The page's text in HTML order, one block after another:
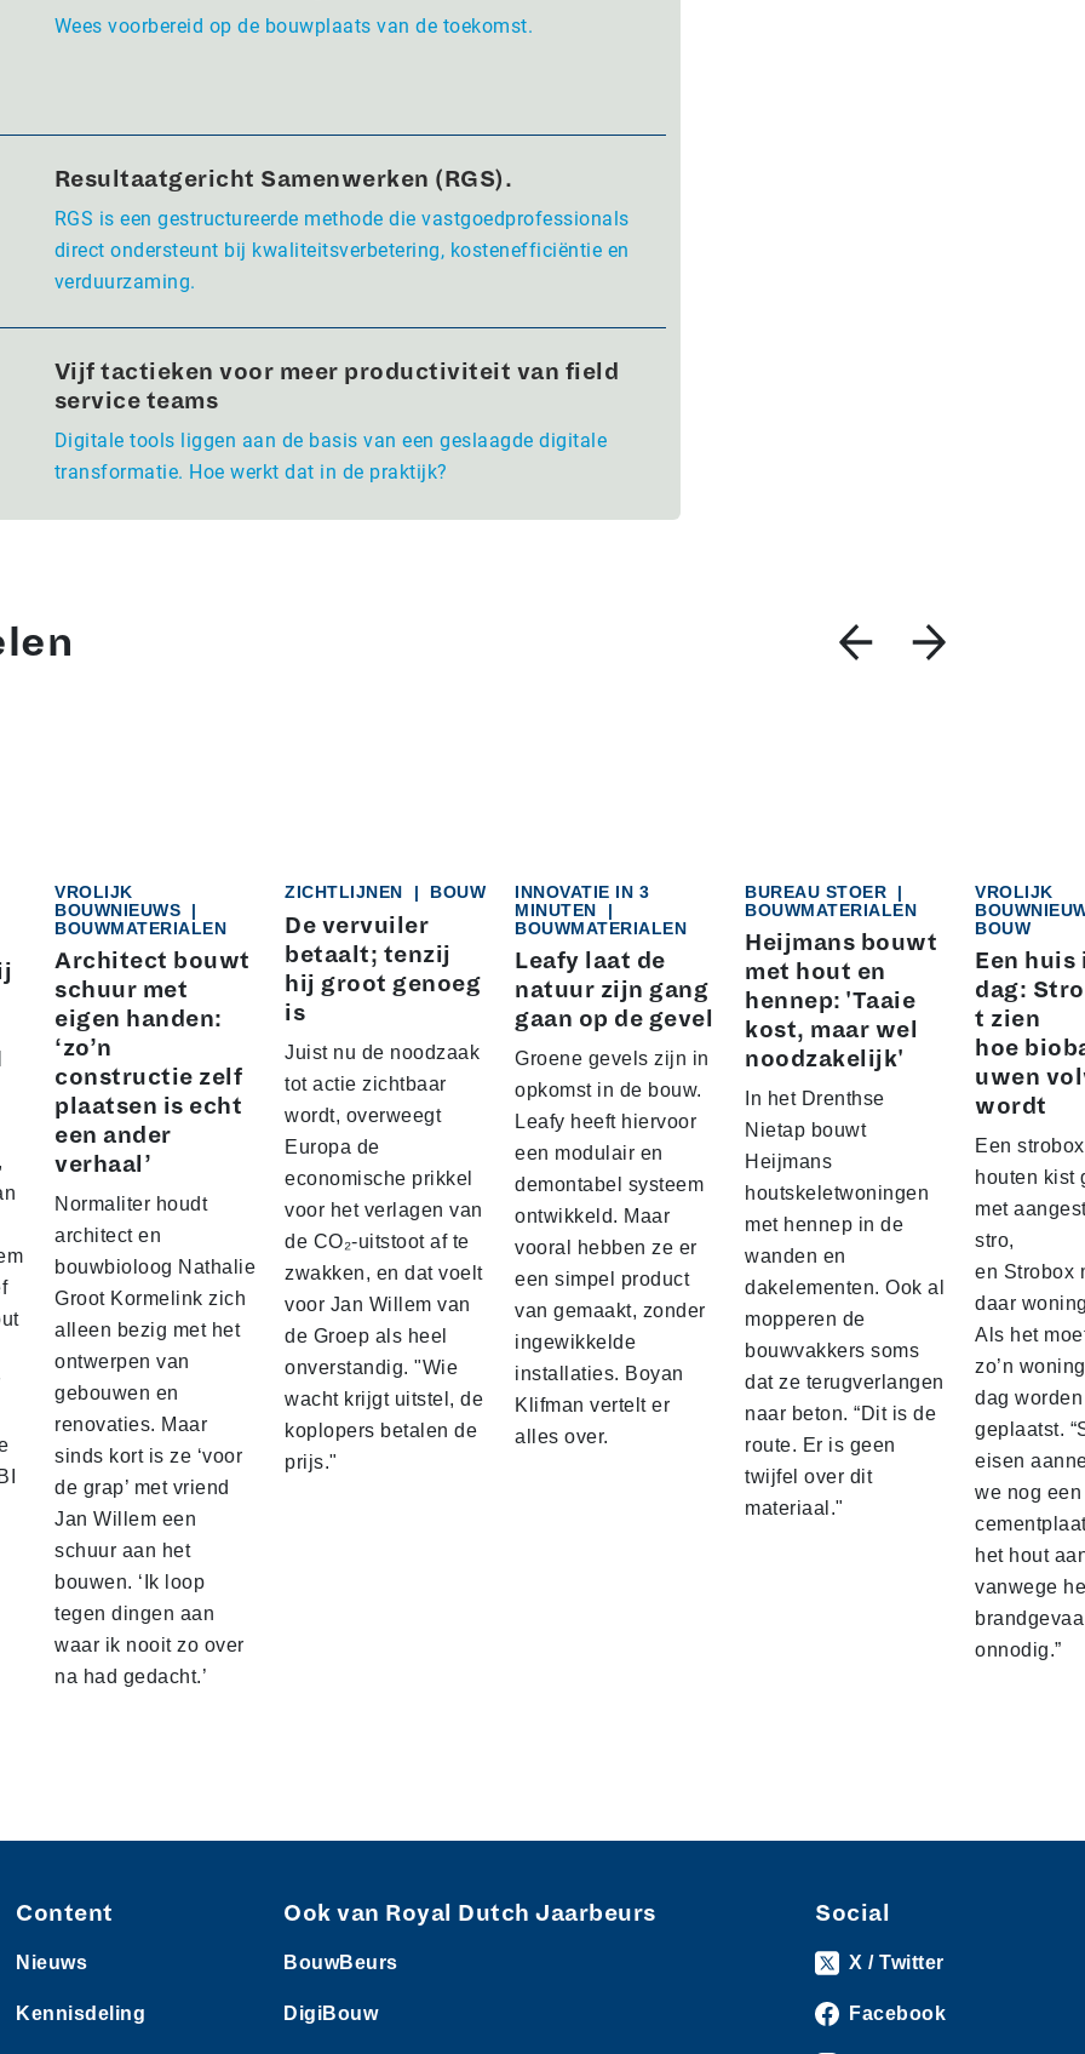
Wees voorbereid op de bouwplaats van de toekomst.
Resultaatgericht Samenwerken (RGS).
RGS is een gestructureerde methode die vastgoedprofessionals
direct ondersteunt bij kwaliteitsverbetering, kostenefficiëntie en
verduurzaming.
Vijf tactieken voor meer productiviteit van field
service teams
Digitale tools liggen aan de basis van een geslaagde digitale
transformatie. Hoe werkt dat in de praktijk?
VROLIJK
BOUWNIEUWS
|
BOUWMATERIALEN
Architect bouwt
schuur met
eigen handen:
‘zo’n
constructie zelf
plaatsen is echt
een ander
verhaal’
Normaliter houdt
architect en
bouwbioloog Nathalie
Groot Kormelink zich
alleen bezig met het
ontwerpen van
gebouwen en
renovaties. Maar
sinds kort is ze ‘voor
de grap’ met vriend
Jan Willem een
schuur aan het
bouwen. ‘Ik loop
tegen dingen aan
waar ik nooit zo over
na had gedacht.’
ZICHTLIJNEN | BOUW
De vervuiler
betaalt; tenzij
hij groot genoeg
is
Juist nu de noodzaak
tot actie zichtbaar
wordt, overweegt
Europa de
economische prikkel
voor het verlagen van
de CO₂-uitstoot af te
zwakken, en dat voelt
voor Jan Willem van
de Groep als heel
onverstandig. "Wie
wacht krijgt uitstel, de
koplopers betalen de
prijs."
INNOVATIE IN 3
MINUTEN
|
BOUWMATERIALEN
Leafy laat de
natuur zijn gang
gaan op de gevel
Groene gevels zijn in
opkomst in de bouw.
Leafy heeft hiervoor
een modulair en
demontabel systeem
ontwikkeld. Maar
vooral hebben ze er
een simpel product
van gemaakt, zonder
ingewikkelde
installaties. Boyan
Klifman vertelt er
alles over.
BUREAU STOER
|
BOUWMATERIALEN
Heijmans bouwt
met hout en
hennep: 'Taaie
kost, maar wel
noodzakelijk'
In het Drenthse
Nietap bouwt
Heijmans
houtskeletwoningen
met hennep in de
wanden en
dakelementen. Ook al
mopperen de
bouwvakkers soms
dat ze terugverlangen
naar beton. “Dit is de
route. Er is geen
twijfel over dit
materiaal."
VROLIJK
BOUW
Een huis
dag:
t zien
hoe
uwen
wordt
Een
houten kist
met
stro,
en Strobox
daar
Als het
zo’n
dag worden
geplaatst.
eisen
we nog een
het hout
vanwege
onnodig.”
Content
Nieuws
Kennisdeling
Ook van Royal Dutch Jaarbeurs
BouwBeurs
DigiBouw
Social
X / Twitter
Facebook